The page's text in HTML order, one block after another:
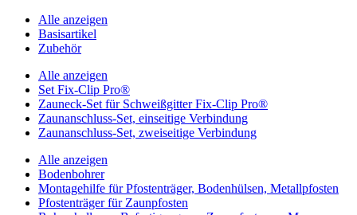
Alle anzeigen
Basisartikel
Zubehör
Alle anzeigen
Set Fix-Clip Pro®
Zauneck-Set für Schweißgitter Fix-Clip Pro®
Zaunanschluss-Set, einseitige Verbindung
Zaunanschluss-Set, zweiseitige Verbindung
Alle anzeigen
Bodenbohrer
Montagehilfe für Pfostenträger, Bodenhülsen, Metallpfosten
Pfostenträger für Zaunpfosten